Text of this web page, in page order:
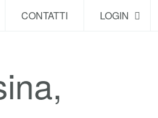
CONTATTI LOGIN